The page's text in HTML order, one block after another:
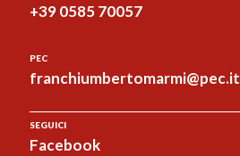
+39 0585 70057
PEC
franchiumbertomarmi@pec.it
SEGUICI
Facebook